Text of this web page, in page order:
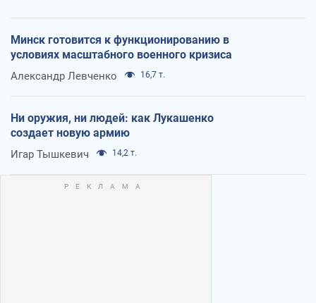
Минск готовится к функционированию в
условиях масштабного военного кризиса
Александр Левченко 16,7 т.
Ни оружия, ни людей: как Лукашенко
создает новую армию
Игар Тышкевич 14,2 т.